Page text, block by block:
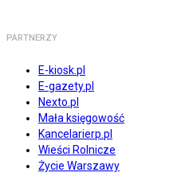
PARTNERZY
E-kiosk.pl
E-gazety.pl
Nexto.pl
Mała księgowość
Kancelarierp.pl
Wieści Rolnicze
Życie Warszawy